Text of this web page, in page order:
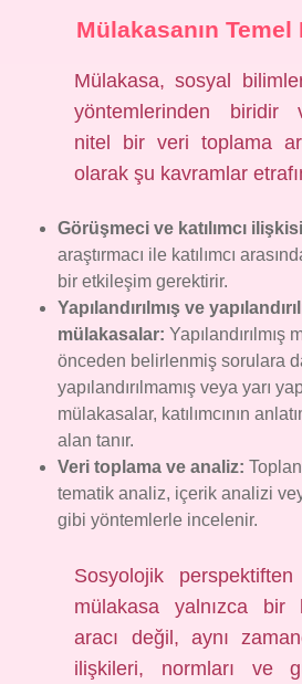
Mülakasanın Temel
Mülakasa, sosyal
yöntemlerinden biridir
nitel bir veri toplama
olarak şu kavramlar
Görüşmeci ve katılımcı
araştırmacı ile katılımcı
bir etkileşim gerektirir.
Yapılandırılmış ve
mülakasalar: Yapılandırılmış
önceden belirlenmiş sorulara
yapılandırılmamış veya yarı
mülakasalar, katılımcının
alan tanır.
Veri toplama ve analiz:
tematik analiz, içerik analizi
gibi yöntemlerle incelenir.
Sosyolojik perspektiften
mülakasa yalnızca bir
aracı değil, aynı
ilişkileri, normları ve